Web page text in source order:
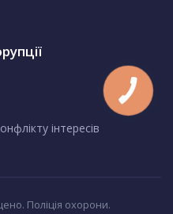
інтересів
Поліція охорони.